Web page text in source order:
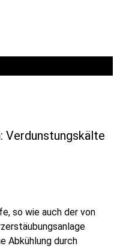
Verdunstungskälte
so wie auch der von
Abkühlung durch